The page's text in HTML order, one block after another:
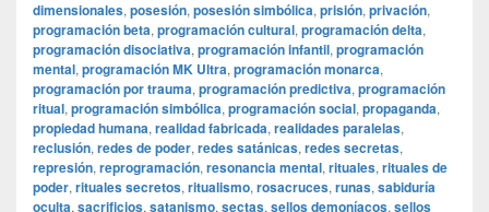
dimensionales, posesión, posesión simbólica, prisión, privación,
programación beta, programación cultural, programación delta,
programación disociativa, programación infantil, programación
mental, programación MK Ultra, programación monarca,
programación por trauma, programación predictiva, programación
ritual, programación simbólica, programación social, propaganda,
propiedad humana, realidad fabricada, realidades paralelas,
reclusión, redes de poder, redes satánicas, redes secretas,
represión, reprogramación, resonancia mental, rituales, rituales de
poder, rituales secretos, ritualismo, rosacruces, runas, sabiduría
oculta, sacrificios, satanismo, sectas, sellos demoníacos, sellos